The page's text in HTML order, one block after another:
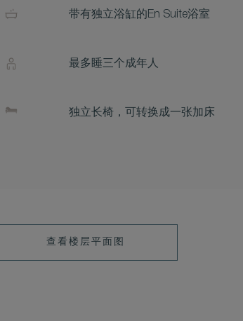
带有独立浴缸的En Suite浴室
最多睡三个成年人
独立长椅，可转换成一张加床
查看楼层平面图